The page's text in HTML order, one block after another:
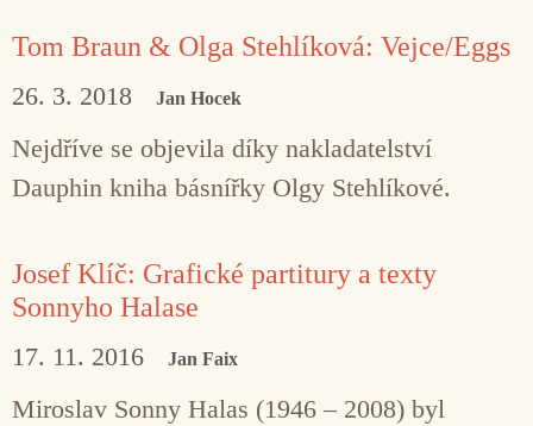
Tom Braun & Olga Stehlíková: Vejce/Eggs
26. 3. 2018 Jan Hocek
Nejdříve se objevila díky nakladatelství
Dauphin kniha básnířky Olgy Stehlíkové.
Josef Klíč: Grafické partitury a texty
Sonnyho Halase
17. 11. 2016 Jan Faix
Miroslav Sonny Halas (1946 – 2008) byl